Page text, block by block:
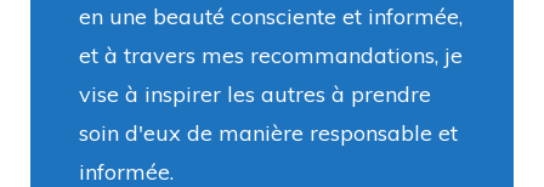
en une beauté consciente et informée,
et à travers mes recommandations, je
vise à inspirer les autres à prendre
soin d'eux de manière responsable et
informée.